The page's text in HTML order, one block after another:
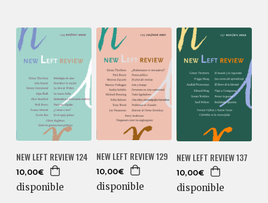
NEW LEFT REVIEW 124
10,00€
disponible
NEW LEFT REVIEW 129
10,00€
disponible
NEW LEFT REVIEW 137
10,00€
disponible